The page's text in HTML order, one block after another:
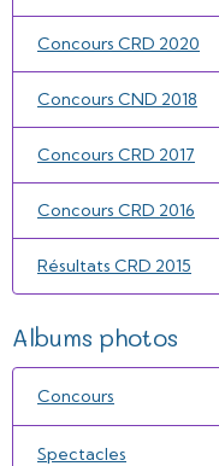
Concours CRD 2020
Concours CND 2018
Concours CRD 2017
Concours CRD 2016
Résultats CRD 2015
Albums photos
Concours
Spectacles